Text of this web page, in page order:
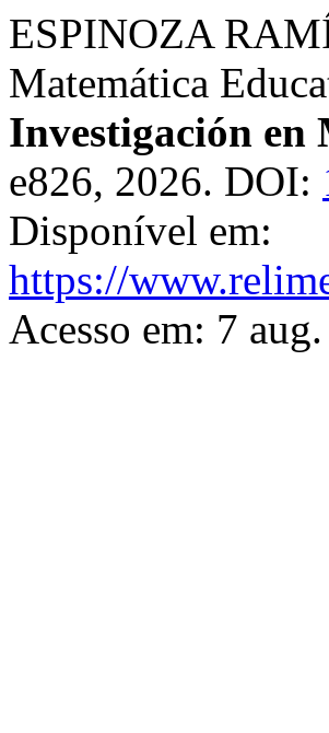
ESPINOZA
Matemática
Investigación en
e826, 2026. DOI:
Disponível em:
https://
Acesso em: 7